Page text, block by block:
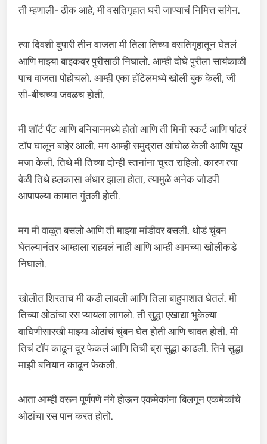
ती म्हणाली- ठीक आहे, मी वसतिगृहात घरी जाण्याचं निमित्त सांगेन.
त्या दिवशी दुपारी तीन वाजता मी तिला तिच्या वसतिगृहातून घेतलं
आणि माझ्या बाइकवर पुरीसाठी निघालो. आम्ही दोघे पुरीला सायंकाळी
पाच वाजता पोहोचलो. आम्ही एका हॉटेलमध्ये खोली बुक केली, जी
सी-बीचच्या जवळच होती.
मी शॉर्ट पँट आणि बनियानमध्ये होतो आणि ती मिनी स्कर्ट आणि पांढरं
टॉप घालून बाहेर आली. मग आम्ही समुद्रात आंघोळ केली आणि खूप
मजा केली. तिथे मी तिच्या दोन्ही स्तनांना चुरत राहिलो. कारण त्या
वेळी तिथे हलकासा अंधार झाला होता, त्यामुळे अनेक जोडपी
आपापल्या कामात गुंतली होती.
मग मी वाळूत बसलो आणि ती माझ्या मांडीवर बसली. थोडं चुंबन
घेतल्यानंतर आम्हाला राहवलं नाही आणि आम्ही आमच्या खोलीकडे
निघालो.
खोलीत शिरताच मी कडी लावली आणि तिला बाहुपाशात घेतलं. मी
तिच्या ओठांचा रस प्यायला लागलो. ती सुद्धा एखाद्या भुकेल्या
वाघिणीसारखी माझ्या ओठांचं चुंबन घेत होती आणि चावत होती. मी
तिचं टॉप काढून दूर फेकलं आणि तिची ब्रा सुद्धा काढली. तिने सुद्धा
माझी बनियान काढून फेकली.
आता आम्ही वरून पूर्णपणे नंगे होऊन एकमेकांना बिलगून एकमेकांचे
ओठांचा रस पान करत होतो.